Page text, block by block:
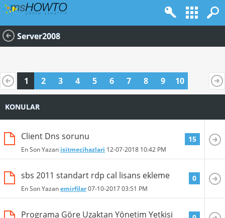
Server2008
1 2 3 4 5 6 7 8 9 10
KONULAR
Client Dns sorunu
En Son Yazan isitmecihazlari 12-07-2018 10:42 PM
15
sbs 2011 standart rdp cal lisans ekleme
En Son Yazanemirfilar07-10-201703:51 PM
0
Programa Göre Uzaktan Yönetim Yetkisi